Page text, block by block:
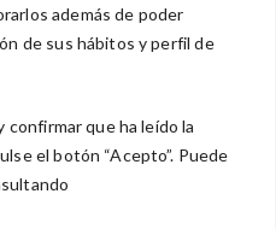
además de poder
de sus hábitos y perfil de
confirmar que ha leído la
el botón “Acepto”. Puede